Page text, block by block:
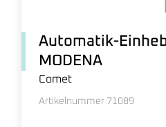
Automatik-
MODENA
Comet
Artikelnummer 71089